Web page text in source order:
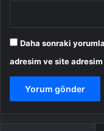
Daha sonraki
adresim ve site